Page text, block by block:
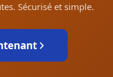
Sécurisé et simple.